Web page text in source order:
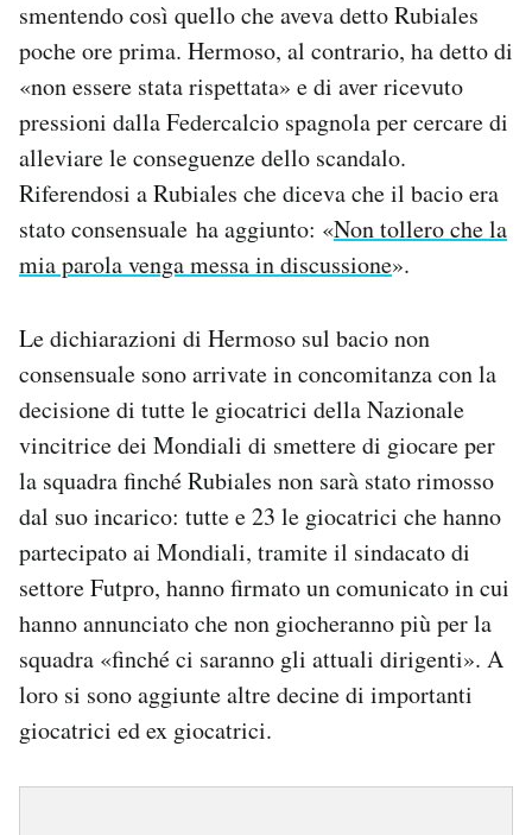
smentendo così quello che aveva detto Rubiales
poche ore prima. Hermoso, al contrario, ha detto di
«non essere stata rispettata» e di aver ricevuto
pressioni dalla Federcalcio spagnola per cercare di
alleviare le conseguenze dello scandalo.
Riferendosi a Rubiales che diceva che il bacio era
stato consensuale ha aggiunto: «Non tollero che la
mia parola venga messa in discussione».
Le dichiarazioni di Hermoso sul bacio non
consensuale sono arrivate in concomitanza con la
decisione di tutte le giocatrici della Nazionale
vincitrice dei Mondiali di smettere di giocare per
la squadra finché Rubiales non sarà stato rimosso
dal suo incarico: tutte e 23 le giocatrici che hanno
partecipato ai Mondiali, tramite il sindacato di
settore Futpro, hanno firmato un comunicato in cui
hanno annunciato che non giocheranno più per la
squadra «finché ci saranno gli attuali dirigenti». A
loro si sono aggiunte altre decine di importanti
giocatrici ed ex giocatrici.